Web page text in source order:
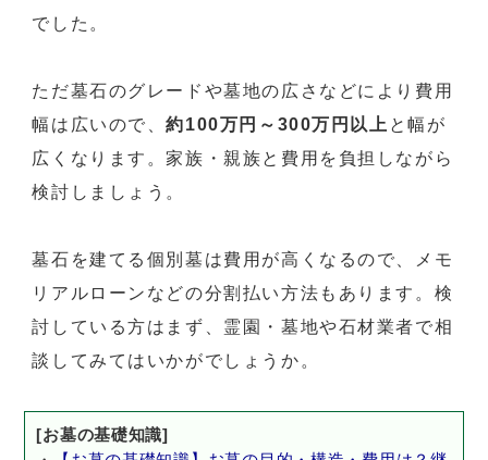
でした。
ただ墓石のグレードや墓地の広さなどにより費用
幅は広いので、約100万円～300万円以上 と幅が
広くなります。家族・親族と費用を負担しながら
検討しましょう。
墓石を建てる個別墓は費用が高くなるので、メモ
リアルローンなどの分割払い方法もあります。検
討している方はまず、霊園・墓地や石材業者で相
談してみてはいかがでしょうか。
[お墓の基礎知識]